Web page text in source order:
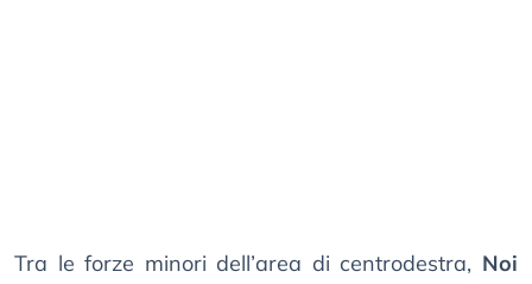
Tra le forze minori dell’area di centrodestra, Noi